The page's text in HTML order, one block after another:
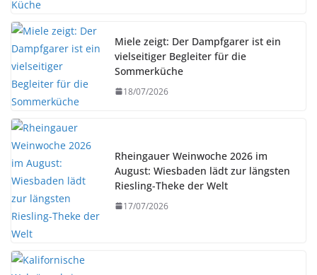
Miele zeigt: Der Dampfgarer ist ein
vielseitiger Begleiter für die
Sommerküche
18/07/2026
Rheingauer Weinwoche 2026 im
August: Wiesbaden lädt zur längsten
Riesling-Theke der Welt
17/07/2026